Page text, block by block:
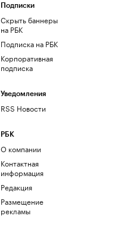
Подписки
Скрыть баннеры
на РБК
Подписка на РБК
Корпоративная
подписка
Уведомления
RSS Новости
РБК
О компании
Контактная
информация
Редакция
Размещение
рекламы